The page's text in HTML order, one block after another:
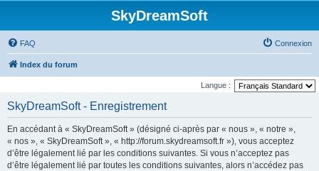
SkyDreamSoft
FAQ Connexion
Index du forum
Langue :
SkyDreamSoft - Enregistrement
En accédant à « SkyDreamSoft » (désigné ci-après par « nous », « notre »,
« nos », « SkyDreamSoft », « http://forum.skydreamsoft.fr »), vous acceptez
d’être légalement lié par les conditions suivantes. Si vous n’acceptez pas
d’être légalement lié par toutes les conditions suivantes, alors n’accédez pas